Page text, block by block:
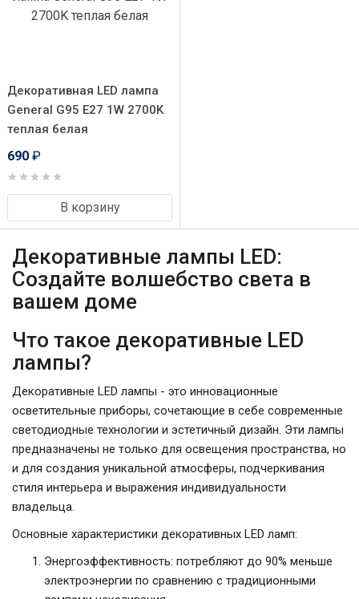
Декоративная LED лампа
General G95 E27 1W 2700K
теплая белая
690 ₽
В корзину
Декоративные лампы LED:
Создайте волшебство света в
вашем доме
Что такое декоративные LED
лампы?
Декоративные LED лампы - это инновационные
осветительные приборы, сочетающие в себе современные
светодиодные технологии и эстетичный дизайн. Эти лампы
предназначены не только для освещения пространства, но
и для создания уникальной атмосферы, подчеркивания
стиля интерьера и выражения индивидуальности
владельца.
Основные характеристики декоративных LED ламп:
Энергоэффективность: потребляют до 90% меньше
электроэнергии по сравнению с традиционными